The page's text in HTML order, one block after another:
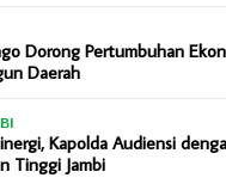
Dorong Pertumbuhan
Daerah
Kapolda Audiensi
Tinggi Jambi